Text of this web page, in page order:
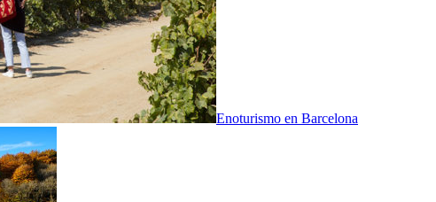
Enoturismo en Barcelona